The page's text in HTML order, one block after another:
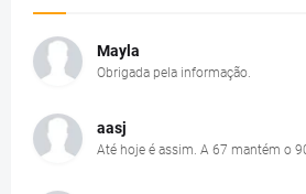
Mayla
Obrigada pela informação.
aasj
Até hoje é assim. A 67 mantém o